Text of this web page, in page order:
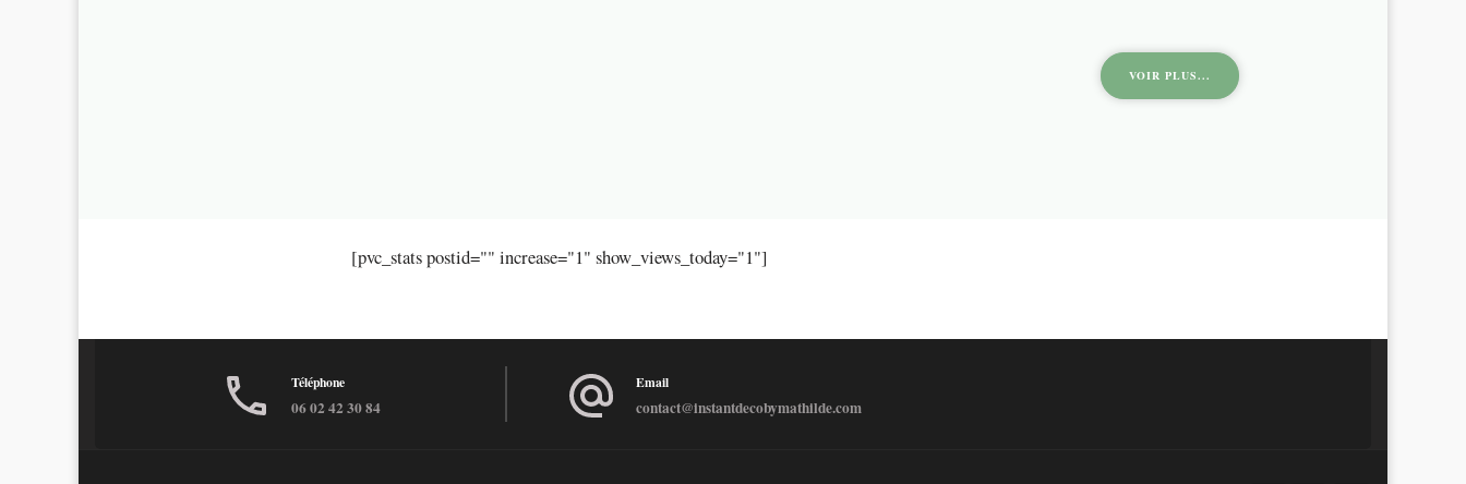
VOIR PLUS...
[pvc_stats postid="" increase="1" show_views_today="1"]
Téléphone
06 02 42 30 84
Email
contact@instantdecobymathilde.com